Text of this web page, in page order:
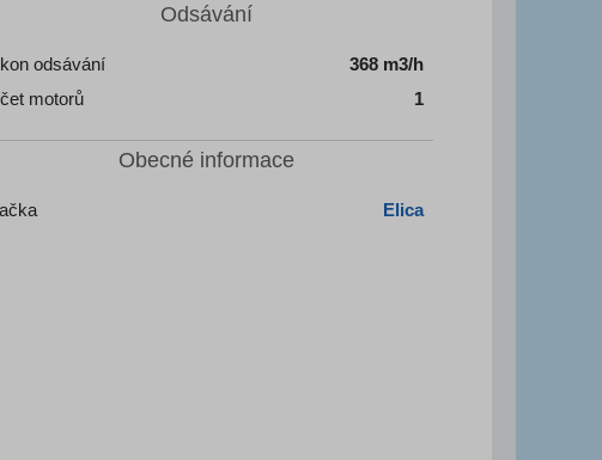
Odsávání
odsávání
368 m3/h
motorů
1
Obecné informace
Elica